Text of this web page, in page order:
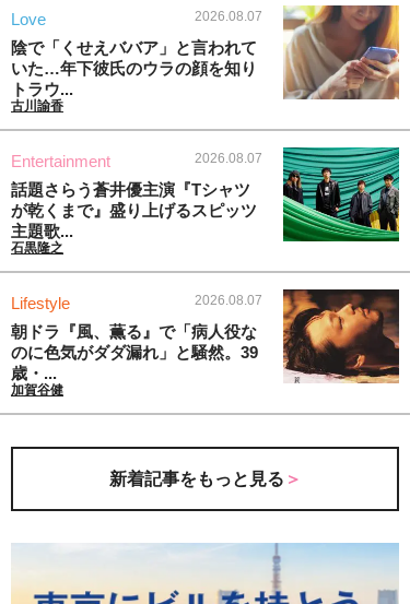
Love 2026.08.07
陰で「くせえババア」と言われて
いた…年下彼氏のウラの顔を知り
トラウ...
古川諭香
Entertainment 2026.08.07
話題さらう蒼井優主演『Tシャツ
が乾くまで』盛り上げるスピッツ
主題歌...
石黒隆之
Lifestyle 2026.08.07
朝ドラ『風、薫る』で「病人役な
のに色気がダダ漏れ」と騒然。39
歳・...
加賀谷健
新着記事をもっと見る